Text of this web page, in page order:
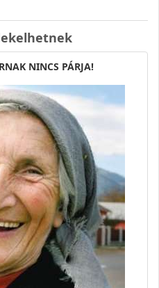
NINCS PÁRJA!